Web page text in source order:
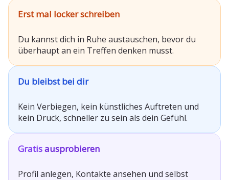
Erst mal locker schreiben
Du kannst dich in Ruhe austauschen, bevor du
überhaupt an ein Treffen denken musst.
Du bleibst bei dir
Kein Verbiegen, kein künstliches Auftreten und
kein Druck, schneller zu sein als dein Gefühl.
Gratisausprobieren
Profil anlegen, Kontakte ansehen und selbst